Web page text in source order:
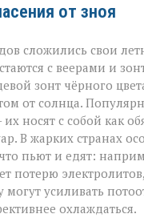
от зноя
сложились свои
с веерами и
зонт чёрного
от солнца.
носят с собой как
В жарких странах
пьют и едят:
потерю
могут усиливать
охлаждаться.